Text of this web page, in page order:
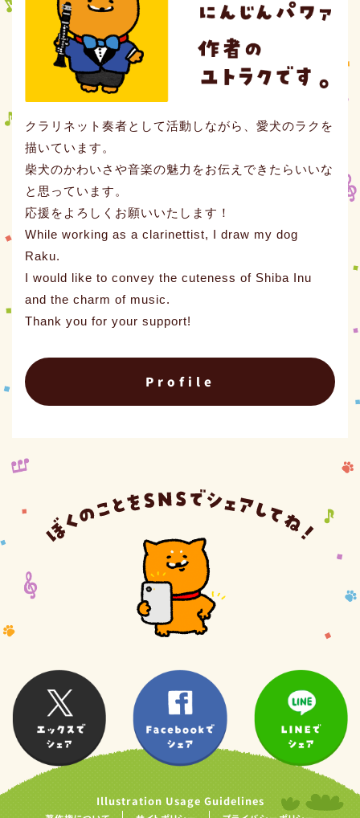
クラリネット奏者として活動しながら、愛犬のラクを
描いています。
柴犬のかわいさや音楽の魅力をお伝えできたらいいな
と思っています。
応援をよろしくお願いいたします！
While working as a clarinettist, I draw my dog
Raku.
I would like to convey the cuteness of Shiba Inu
and the charm of music.
Thank you for your support!
Profile
Illustration Usage Guidelines